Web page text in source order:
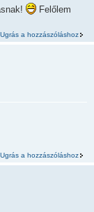
Felőlem
Ugrás a hozzászóláshoz
Ugrás a hozzászóláshoz